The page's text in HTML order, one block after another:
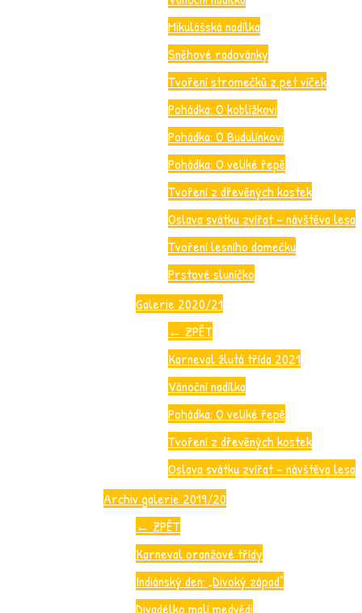
Mikulášská nadílka
Sněhové radovánky
Tvoření stromečků z pet víček
Pohádka: O koblížkovi
Pohádka: O Budulínkovi
Pohádka: O veliké řepě
Tvoření z dřevěných kostek
Oslava svátku zvířat – návštěva lesa
Tvoření lesního domečku
Prstové sluníčko
Galerie 2020/21
← ZPĚT
Karneval žlutá třída 2021
Vánoční nadílka
Pohádka: O veliké řepě
Tvoření z dřevěných kostek
Oslava svátku zvířat – návštěva lesa
Archiv galerie 2019/20
← ZPĚT
Karneval oranžové třídy
Indiánský den: „Divoký západ“
Divadélko malí medvědi